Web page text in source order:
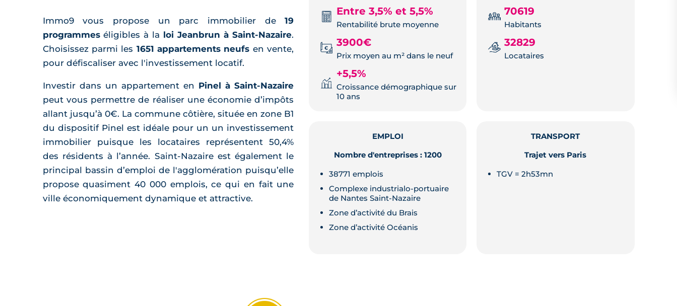
Immo9 vous propose un parc immobilier de19
programmeséligibles à la loi Jeanbrun à Saint-Nazaire.
Choisissez parmi les 1651 appartements neufs en vente,
pour défiscaliser avec l'investissement locatif.
Investir dans un appartement en Pinel à Saint-Nazaire
peut vous permettre de réaliser une économie d’impôts
allant jusqu’à 0€. La commune côtière, située en zone B1
du dispositif Pinel est idéale pour un un investissement
immobilier puisque les locataires représentent 50,4%
des résidents à l’année. Saint-Nazaire est également le
principal bassin d’emploi de l'agglomération puisqu’elle
propose quasiment 40 000 emplois, ce qui en fait une
ville économiquement dynamique et attractive.
Entre 3,5% et 5,5%
Rentabilité brute moyenne
3900€
Prix moyen au m² dans le neuf
+5,5%
Croissance démographique sur
10 ans
70619
Habitants
32829
Locataires
EMPLOI
Nombre d'entreprises : 1200
38771 emplois
Complexe industrialo-portuaire
de Nantes Saint-Nazaire
Zone d’activité du Brais
Zone d’activité Océanis
TRANSPORT
Trajet vers Paris
TGV = 2h53mn